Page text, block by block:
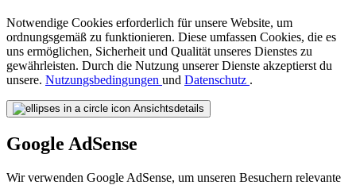
Notwendige Cookies erforderlich für unsere Website, um
ordnungsgemäß zu funktionieren. Diese umfassen Cookies, die es
uns ermöglichen, Sicherheit und Qualität unseres Dienstes zu
gewährleisten. Durch die Nutzung unserer Dienste akzeptierst du
unsere. Nutzungsbedingungen und Datenschutz .
Ansichtsdetails
Google AdSense
Wir verwenden Google AdSense, um unseren Besuchern relevante